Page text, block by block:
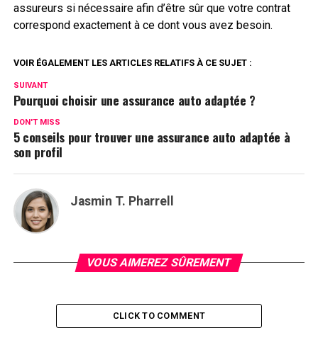
assureurs si nécessaire afin d’être sûr que votre contrat
correspond exactement à ce dont vous avez besoin.
VOIR ÉGALEMENT LES ARTICLES RELATIFS À CE SUJET :
SUIVANT
Pourquoi choisir une assurance auto adaptée ?
DON'T MISS
5 conseils pour trouver une assurance auto adaptée à
son profil
Jasmin T. Pharrell
VOUS AIMEREZ SÛREMENT
CLICK TO COMMENT